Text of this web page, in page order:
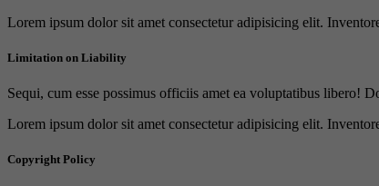
Lorem ipsum dolor sit amet consectetur adipisicing elit.
Limitation on Liability
Sequi, cum esse possimus officiis amet ea voluptatibus libero!
Lorem ipsum dolor sit amet consectetur adipisicing elit.
Copyright Policy